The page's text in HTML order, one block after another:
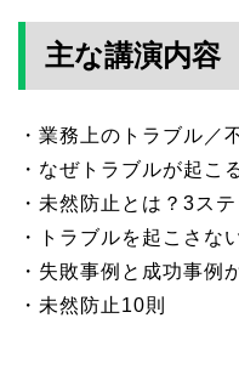
主な講演内容
・業務上のトラブル／
・なぜトラブルが起こ
・未然防止とは？3ス
・トラブルを起こさな
・失敗事例と成功事例
・未然防止10則